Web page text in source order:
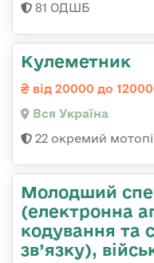
81 ОДШБ
Кулеметник
від 20000 до
Вся Україна
22 окремий
Молодший
(електронна
кодування та
зв’язку),